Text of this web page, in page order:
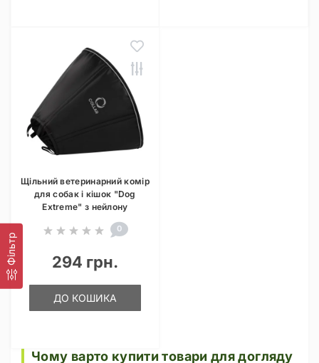
Фільтр
Щільний ветеринарний комір
для собак і кішок "Dog
Extreme" з нейлону
0
294 грн.
ДО КОШИКА
Чому варто купити товари для догляду